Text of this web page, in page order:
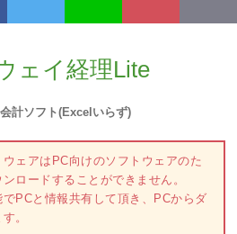
ェイ経理Lite
計ソフト(Excelいらず)
ェアはPC向けのソフトウェアのた
ロードすることができません。
PCと情報共有して頂き、PCからダ
。